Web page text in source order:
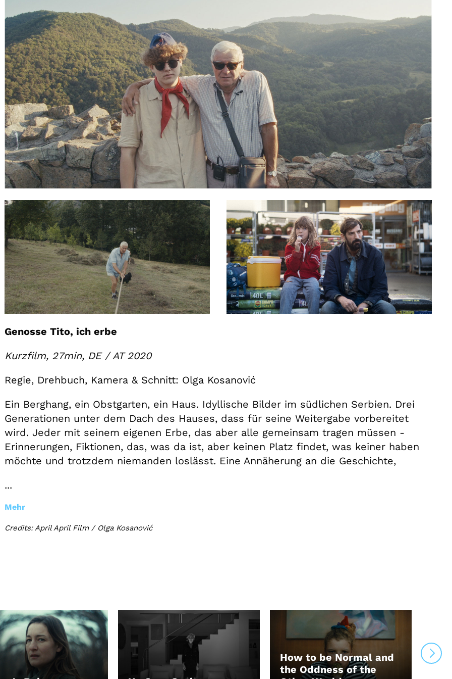
Gutscheine
& Filmpässe
Account
Suche
Genosse Tito, ich erbe
Kurzfilm, 27min, DE / AT 2020
Regie, Drehbuch, Kamera & Schnitt: Olga Kosanović
Ein Berghang, ein Obstgarten, ein Haus. Idyllische Bilder im südlichen Serbien. Drei
Generationen unter dem Dach des Hauses, dass für seine Weitergabe vorbereitet
wird. Jeder mit seinem eigenen Erbe, das aber alle gemeinsam tragen müssen -
Erinnerungen, Fiktionen, das, was da ist, aber keinen Platz findet, was keiner haben
möchte und trotzdem niemanden loslässt. Eine Annäherung an die Geschichte,
...
Mehr
Credits: April April Film / Olga Kosanović
How to be Normal and
the Oddness of the